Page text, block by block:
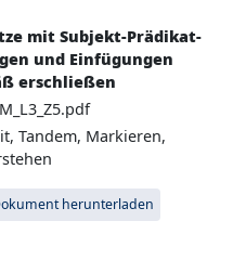
mit Subjekt-Prädikat-
und Einfügungen
erschließen
Tandem, Markieren,
herunterladen